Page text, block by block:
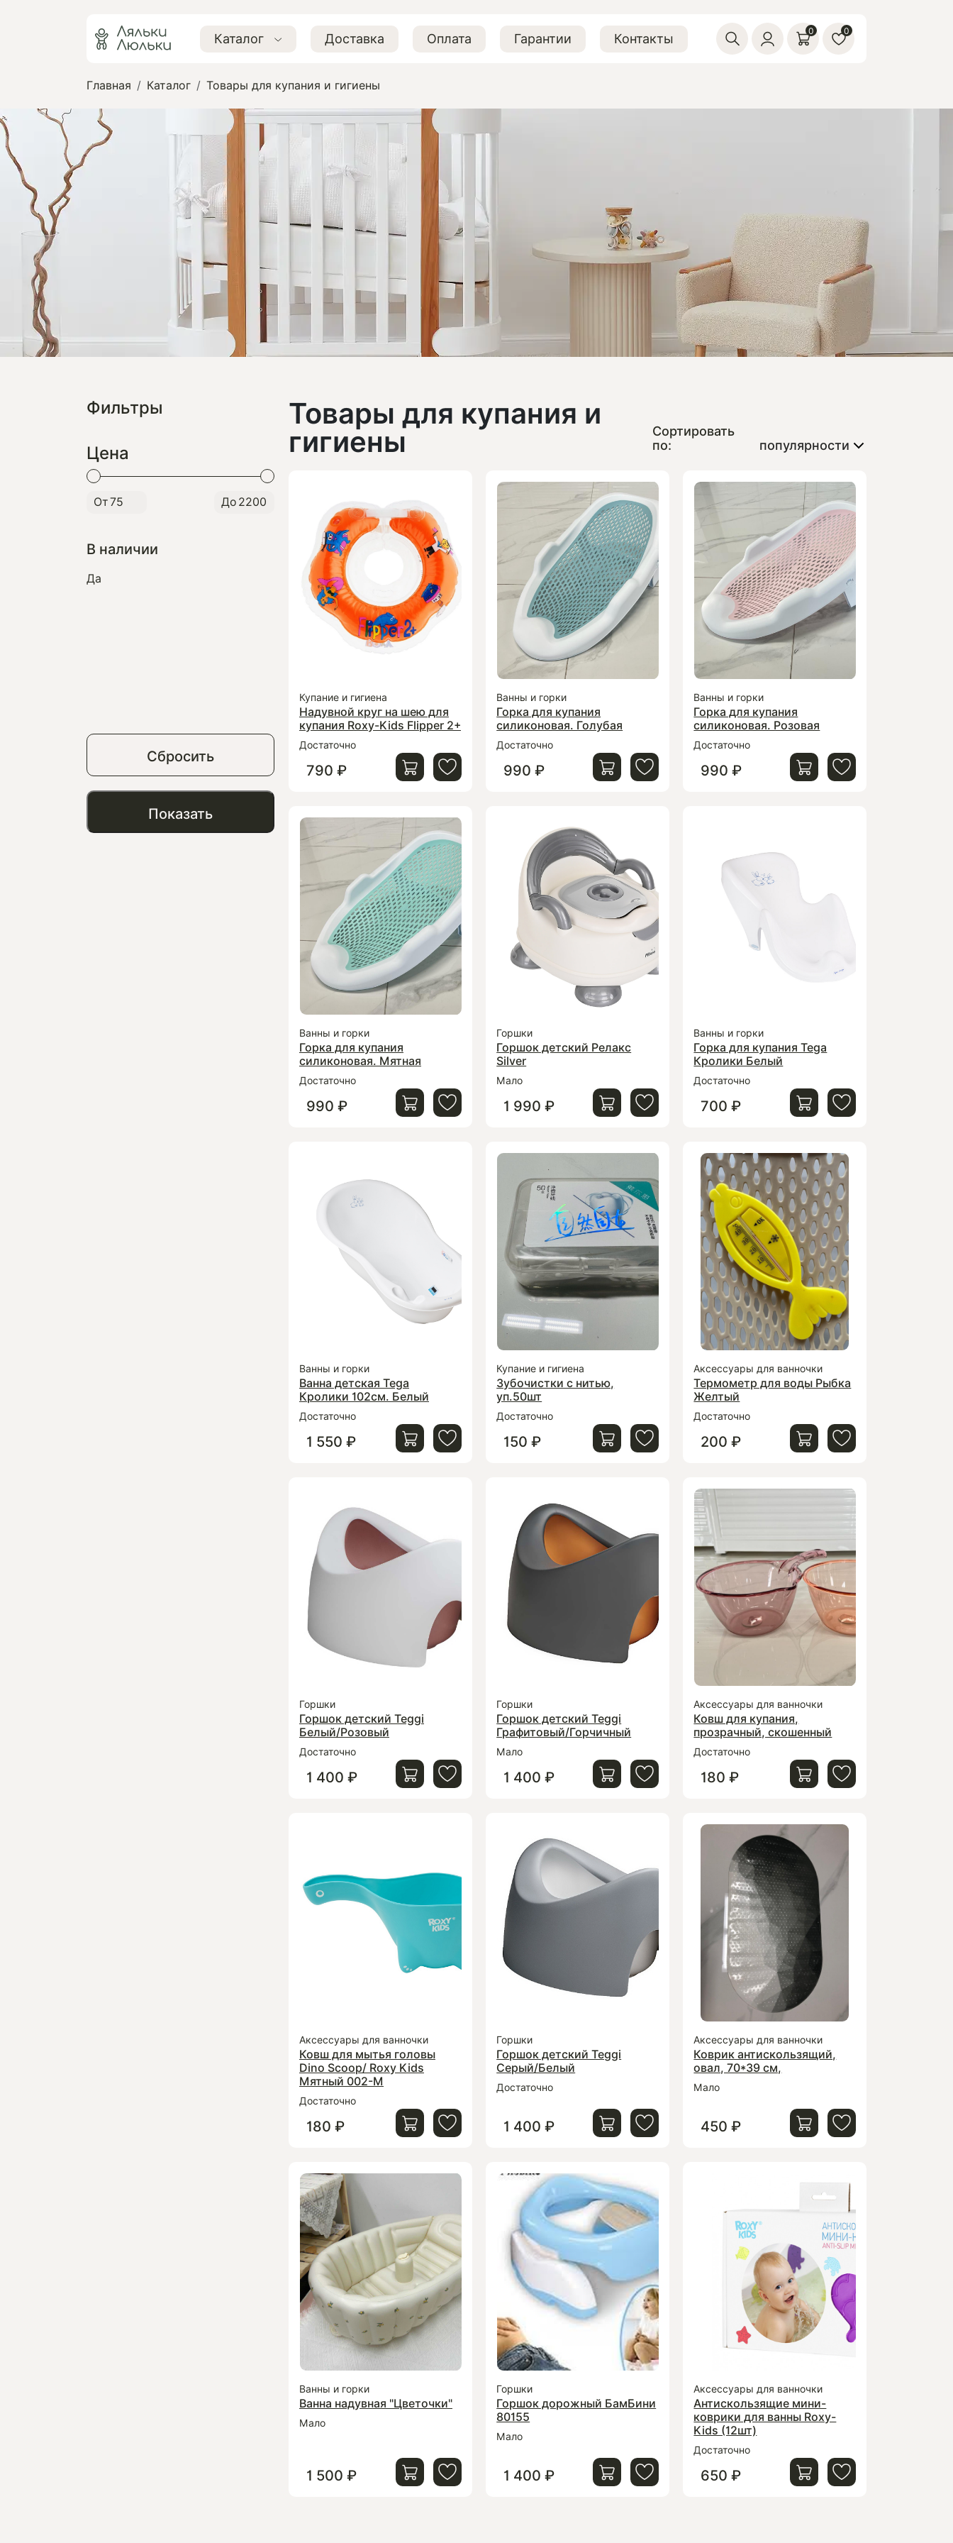
Каталог Доставка Оплата Гарантии Контакты 0 0
Главная Каталог Товары для купания и гигиены
Товары для купания и
гигиены
Сортировать
по:
популярности
Фильтры
Цена
От До
В наличии
Да
Сбросить
Показать
Купание и гигиена
Надувной круг на шею для
купания Roxy-Kids Flipper 2+
Достаточно
790 ₽
Ванны и горки
Горка для купания
силиконовая. Голубая
Достаточно
990 ₽
Ванны и горки
Горка для купания
силиконовая. Розовая
Достаточно
990 ₽
Ванны и горки
Горка для купания
силиконовая. Мятная
Достаточно
990 ₽
Горшки
Горшок детский Релакс
Silver
Мало
1 990 ₽
Ванны и горки
Горка для купания Tega
Кролики Белый
Достаточно
700 ₽
Ванны и горки
Ванна детская Tega
Кролики 102см. Белый
Достаточно
1 550 ₽
Купание и гигиена
Зубочистки с нитью,
уп.50шт
Достаточно
150 ₽
Аксессуары для ванночки
Термометр для воды Рыбка
Желтый
Достаточно
200 ₽
Горшки
Горшок детский Teggi
Белый/Розовый
Достаточно
1 400 ₽
Горшки
Горшок детский Teggi
Графитовый/Горчичный
Мало
1 400 ₽
Аксессуары для ванночки
Ковш для купания,
прозрачный, скошенный
Достаточно
180 ₽
Аксессуары для ванночки
Ковш для мытья головы
Dino Scoop/ Roxy Kids
Мятный 002-M
Достаточно
180 ₽
Горшки
Горшок детский Teggi
Серый/Белый
Достаточно
1 400 ₽
Аксессуары для ванночки
Коврик антискользящий,
овал, 70*39 см,
Мало
450 ₽
Ванны и горки
Ванна надувная "Цветочки"
Мало
1 500 ₽
Горшки
Горшок дорожный БамБини
80155
Мало
1 400 ₽
Аксессуары для ванночки
Антискользящие мини-
коврики для ванны Roxy-
Kids (12шт)
Достаточно
650 ₽